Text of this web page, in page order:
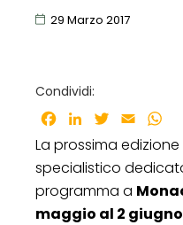
29 Marzo 2017
Condividi:
Facebook
LinkedInTwitter
Email
La prossima edizione
specialistico
programma a
maggio al 2 giugno